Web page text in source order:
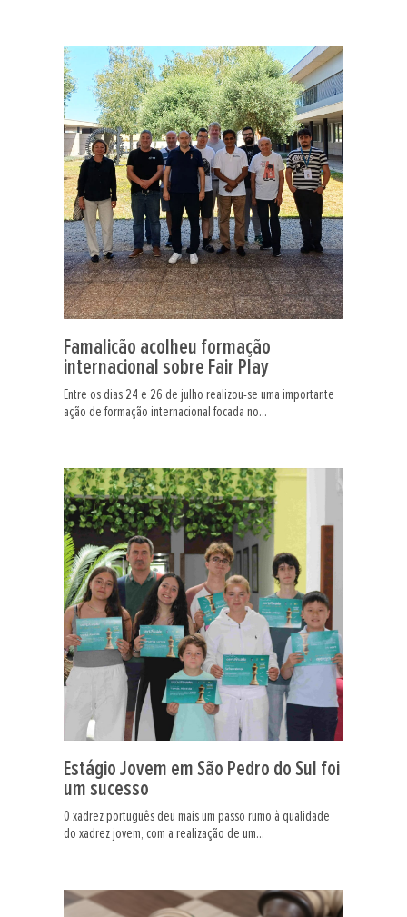
Famalicão acolheu formação
internacional sobre Fair Play
Entre os dias 24 e 26 de julho realizou-se uma importante
ação de formação internacional focada no...
Estágio Jovem em São Pedro do Sul foi
um sucesso
O xadrez português deu mais um passo rumo à qualidade
do xadrez jovem, com a realização de um...